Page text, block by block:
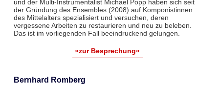
und der Multi-Instrumentalist Michael Popp haben sich seit
der Gründung des Ensembles (2008) auf Komponistinnen
des Mittelalters spezialisiert und versuchen, deren
vergessene Arbeiten zu restaurieren und neu zu beleben.
Das ist im vorliegenden Fall beeindruckend gelungen.
»zur Besprechung«
Bernhard Romberg